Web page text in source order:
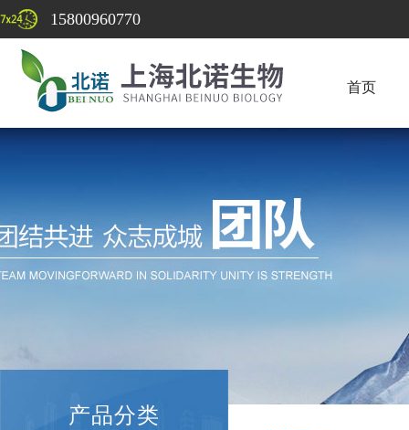
15800960770
首页
产品分类